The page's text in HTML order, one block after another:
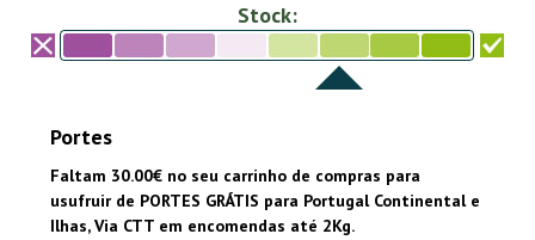
Stock:
Portes
Faltam 30.00€ no seu carrinho de compras para
usufruir de PORTES GRÁTIS para Portugal Continental e
Ilhas, Via CTT em encomendas até 2Kg.